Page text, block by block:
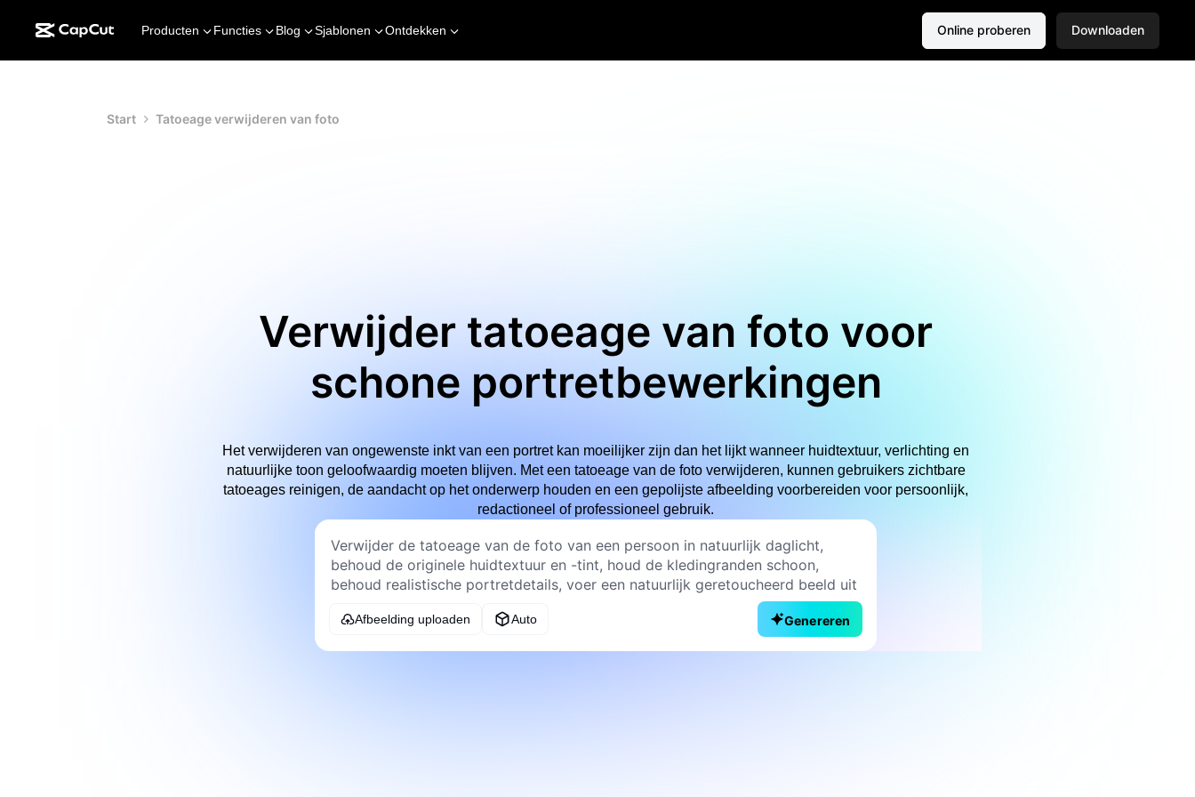
Producten Functies Blog Sjablonen Ontdekken Online proberen Downloaden
Start Tatoeage verwijderen van foto
Verwijder tatoeage van foto voor
schone portretbewerkingen
Het verwijderen van ongewenste inkt van een portret kan moeilijker zijn dan het lijkt wanneer huidtextuur, verlichting en
natuurlijke toon geloofwaardig moeten blijven. Met een tatoeage van de foto verwijderen, kunnen gebruikers zichtbare
tatoeages reinigen, de aandacht op het onderwerp houden en een gepolijste afbeelding voorbereiden voor persoonlijk,
redactioneel of professioneel gebruik.
Afbeelding uploaden Auto Genereren